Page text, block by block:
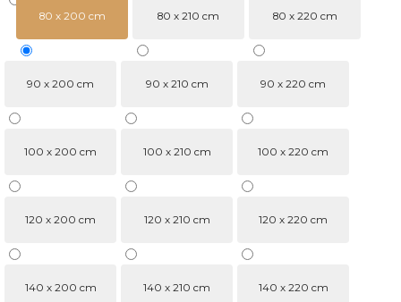
80 x 200 cm 80 x 210 cm 80 x 220 cm
90 x 200 cm 90 x 210 cm 90 x 220 cm
100 x 200 cm 100 x 210 cm 100 x 220 cm
120 x 200 cm 120 x 210 cm 120 x 220 cm
140 x 200 cm 140 x 210 cm 140 x 220 cm